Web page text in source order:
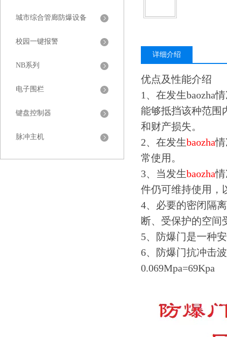
城市综合管廊防爆设备
校园一键报警
NB系列
电子围栏
键盘控制器
脉冲主机
详细介绍
优点及性能介绍
1、在发生baozha
能够抵挡该种范围
和财产损失。
2、在发生baozha
常使用。
3、当发生baozha
件仍可维持使用，
4、必要的密闭隔
断、受保护的空间
5、防爆门是一种
6、防爆门抗冲击
0.069Mpa=69Kpa